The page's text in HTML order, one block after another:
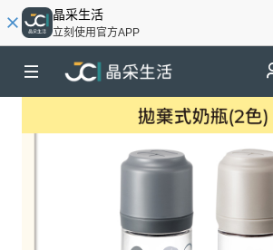
晶采生活
立刻使用官方APP